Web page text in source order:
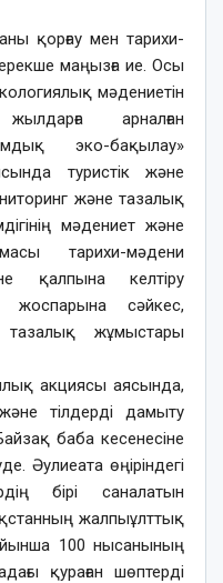
қорғау мен тарихи-
маңызға ие. Осы
мәдениетін
арналған
эко-бақылау»
туристік және
және тазалық
мәдениет және
тарихи-мәдени
қалпына келтіру
жоспарына сәйкес,
жұмыстары
акциясы аясында,
тілдерді дамыту
баба кесенесіне
Әулиеата өңіріндегі
бірі саналатын
жалпыұлттық
100 нысанының
қураған шөптерді